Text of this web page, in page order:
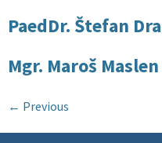
PaedDr. Štefan
Mgr. Maroš Maslen
← Previous